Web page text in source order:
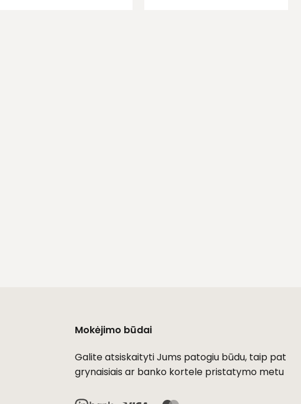
Mokėjimo būdai
Galite atsiskaityti Jums patogiu būdu, taip pat
grynaisiais ar banko kortele pristatymo metu